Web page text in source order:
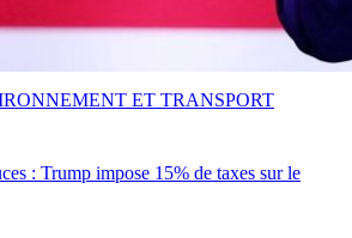
: Trump impose 15% de taxes sur le
ET TRANSPORT